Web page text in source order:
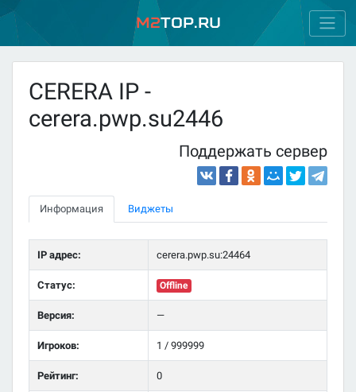
M2Top.ru
CERERA IP -
cerera.pwp.su2446
Поддержать сервер
Информация Виджеты
IP адрес: cerera.pwp.su:24464
Статус: Offline
Версия: —
Игроков: 1 / 999999
Рейтинг: 0